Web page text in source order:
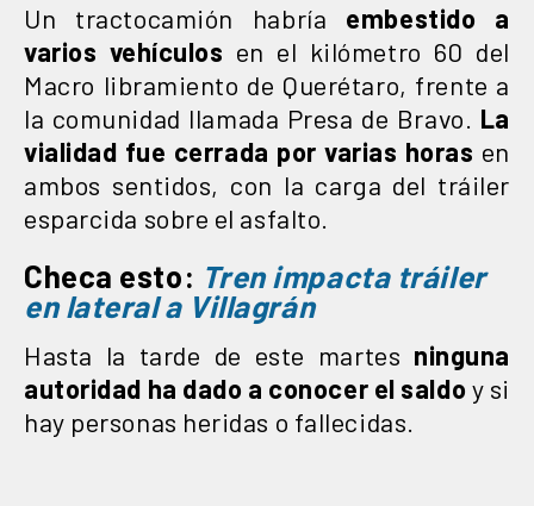
Un tractocamión habría embestido a
varios vehículos en el kilómetro 60 del
Macro libramiento de Querétaro, frente a
la comunidad llamada Presa de Bravo. La
vialidad fue cerrada por varias horas en
ambos sentidos, con la carga del tráiler
esparcida sobre el asfalto.
Checa esto: Tren impacta tráiler
en lateral a Villagrán
Hasta la tarde de este martes ninguna
autoridad ha dado a conocer el saldo y si
hay personas heridas o fallecidas.